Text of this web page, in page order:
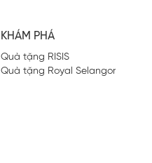
KHÁM PHÁ
Quà tặng RISIS
Quà tặng Royal Selangor